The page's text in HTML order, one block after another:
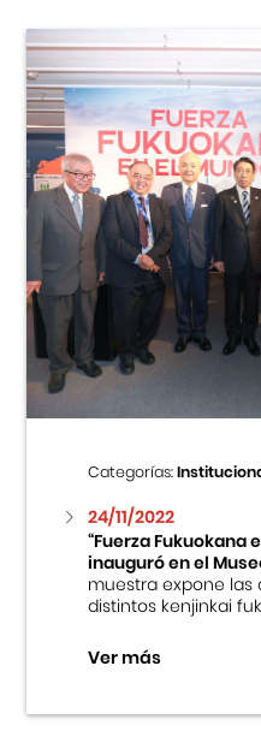
Categorías:
24/11/2022
“Fuerza Fukuokana
inauguró en el
muestra expone las
distintos kenjinkai
Ver más